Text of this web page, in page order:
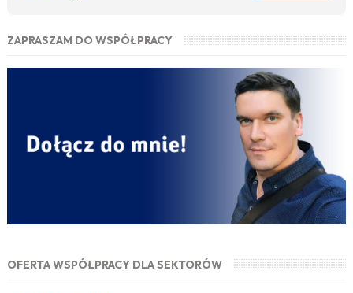
ZAPRASZAM DO WSPÓŁPRACY
OFERTA WSPÓŁPRACY DLA SEKTORÓW